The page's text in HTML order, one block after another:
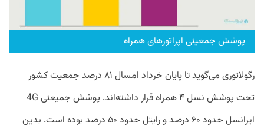
پوشش جمعیتی اپراتورهای همراه
رگولاتوری می‌گوید تا پایان خرداد امسال ۸۱ درصد جمعیت کشور
تحت پوشش نسل ۴ همراه قرار داشته‌اند. پوشش جمیعتی 4G
ایرانسل حدود ۶۰ درصد و رایتل حدود ۵۰ درصد بوده است. بدین